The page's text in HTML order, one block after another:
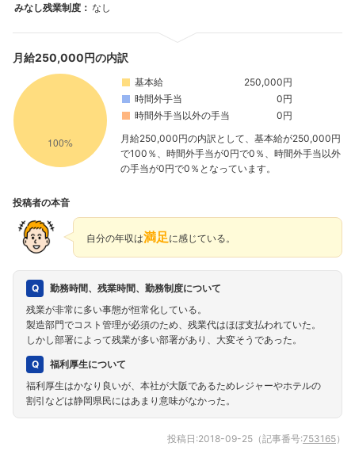
みなし残業制度： なし
月給250,000円の内訳
基本給
250,000円
時間外手当
0円
時間外手当以外の手当
0円
月給250,000円の内訳として、基本給が250,000円
で100％、時間外手当が0円で0％、時間外手当以外
の手当が0円で0％となっています。
投稿者の本音
自分の年収は満足 に感じている。
勤務時間、残業時間、勤務制度について
残業が非常に多い事態が恒常化している。
製造部門でコスト管理が必須のため、残業代はほぼ支払われていた。
しかし部署によって残業が多い部署があり、大変そうであった。
福利厚生について
福利厚生はかなり良いが、本社が大阪であるためレジャーやホテルの
割引などは静岡県民にはあまり意味がなかった。
投稿日:2018-09-25 （記事番号:753165）